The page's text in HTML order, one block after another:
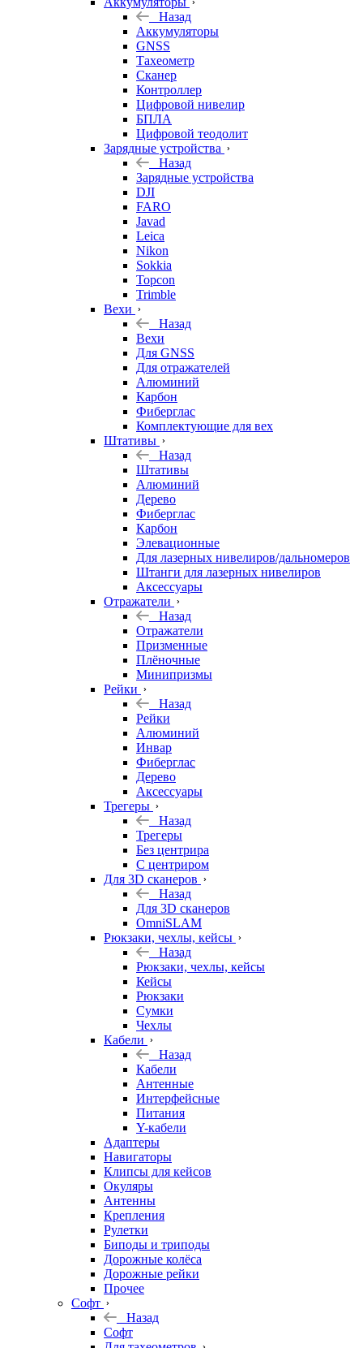
Назад
Аккумуляторы
GNSS
Тахеометр
Сканер
Контроллер
Цифровой нивелир
БПЛА
Цифровой теодолит
Зарядные устройства
Назад
Зарядные устройства
DJI
FARO
Javad
Leica
Nikon
Sokkia
Topcon
Trimble
Вехи
Назад
Вехи
Для GNSS
Для отражателей
Алюминий
Карбон
Фиберглас
Комплектующие для вех
Штативы
Назад
Штативы
Алюминий
Дерево
Фиберглас
Карбон
Элевационные
Для лазерных нивелиров/дальномеров
Штанги для лазерных нивелиров
Аксессуары
Отражатели
Назад
Отражатели
Призменные
Плёночные
Минипризмы
Рейки
Назад
Рейки
Алюминий
Инвар
Фиберглас
Дерево
Аксессуары
Трегеры
Назад
Трегеры
Без центрира
С центриром
Для 3D сканеров
Назад
Для 3D сканеров
OmniSLAM
Рюкзаки, чехлы, кейсы
Назад
Рюкзаки, чехлы, кейсы
Кейсы
Рюкзаки
Сумки
Чехлы
Кабели
Назад
Кабели
Антенные
Интерфейсные
Питания
Y-кабели
Адаптеры
Навигаторы
Клипсы для кейсов
Окуляры
Антенны
Крепления
Рулетки
Биподы и триподы
Дорожные колёса
Дорожные рейки
Прочее
Софт
Назад
Софт